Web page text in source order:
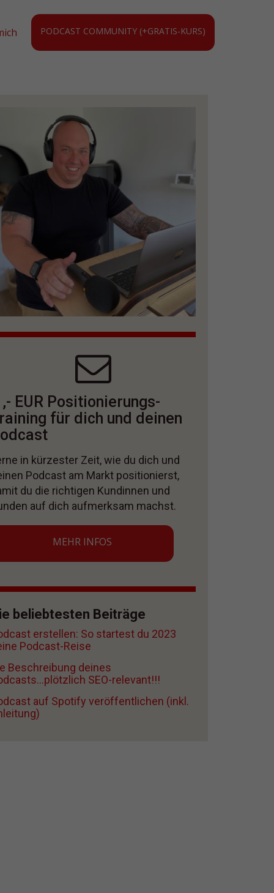
PODCAST COMMUNITY (+GRATIS-KURS)
,- EUR Positionierungs-
für dich und deinen
in kürzester Zeit, wie du dich und
Podcast am Markt positionierst,
du die richtigen Kundinnen und
auf dich aufmerksam machst.
MEHR INFOS
beliebtesten Beiträge
erstellen: So startest du 2023
Podcast-Reise
Beschreibung deines
SEO-relevant!!!
auf Spotify veröffentlichen (inkl.